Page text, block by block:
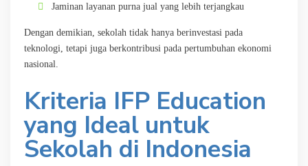
Jaminan layanan purna jual yang lebih terjangkau
Dengan demikian, sekolah tidak hanya berinvestasi pada
teknologi, tetapi juga berkontribusi pada pertumbuhan ekonomi
nasional.
Kriteria IFP Education
yang Ideal untuk
Sekolah di Indonesia